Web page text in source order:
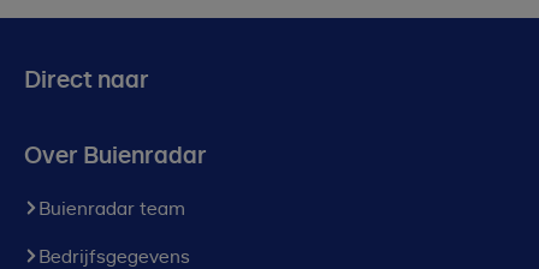
Direct naar
Over Buienradar
Buienradar team
Bedrijfsgegevens